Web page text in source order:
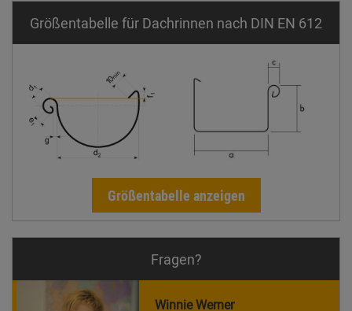
Größentabelle für Dachrinnen nach DIN EN 612
Größentabelle anzeigen
Fragen?
Winnie Werner